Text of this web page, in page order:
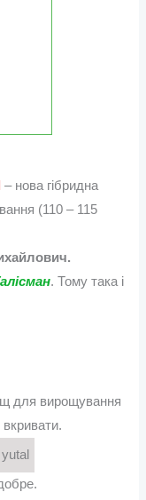
– нова гібридна
(110 – 115
. Тому така і
для вирощування